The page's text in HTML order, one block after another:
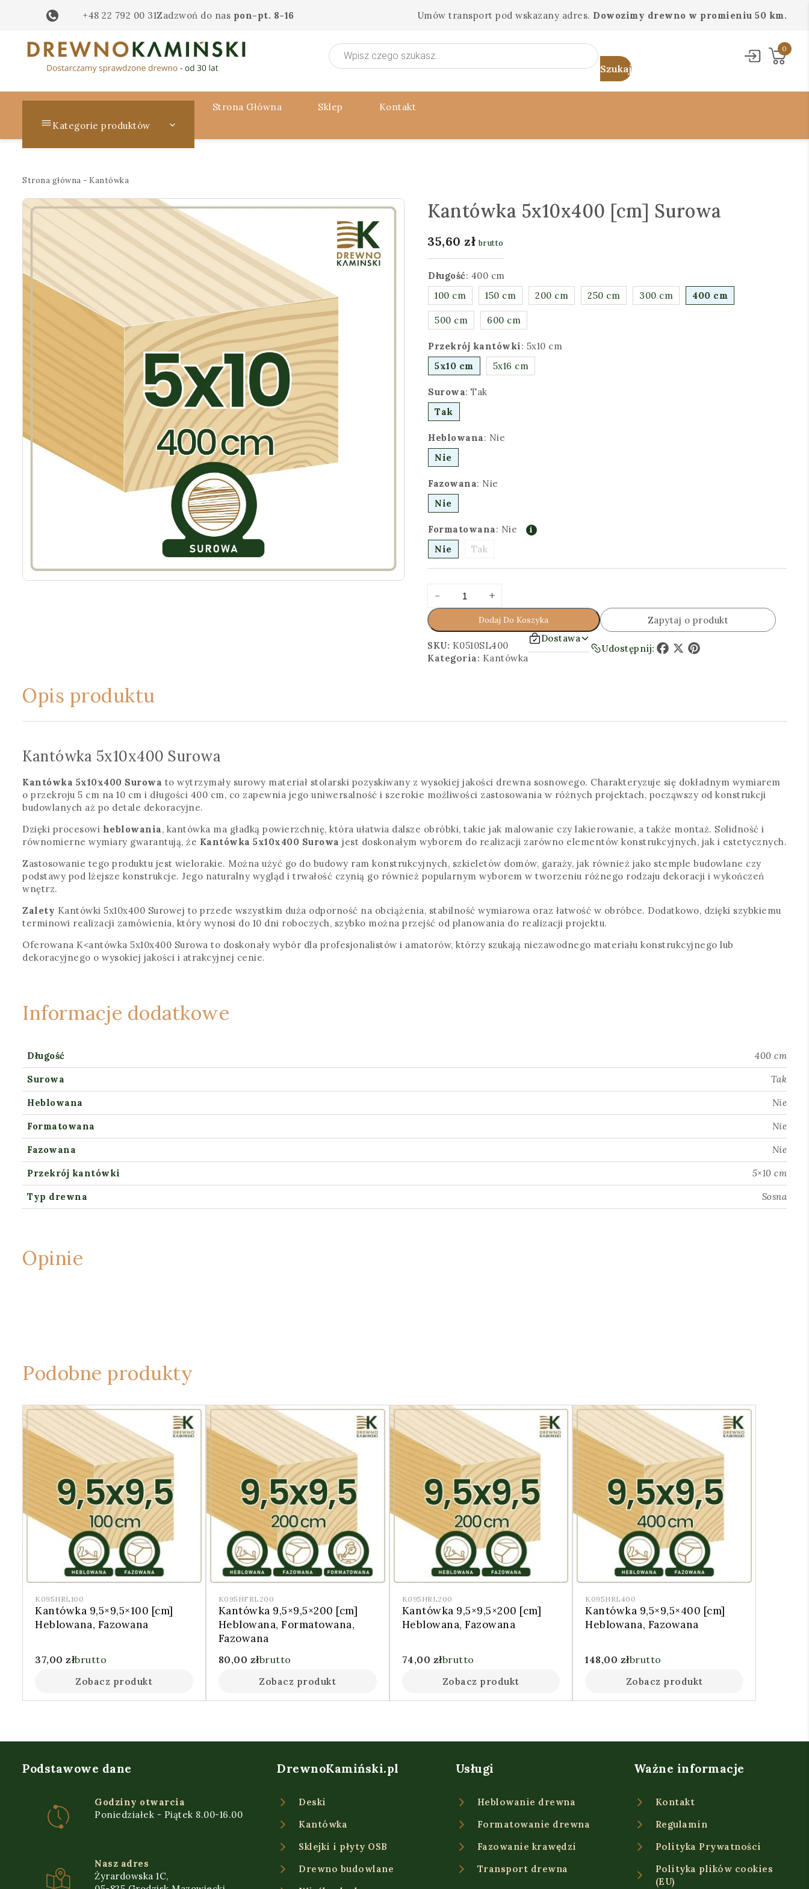
+48 22 792 00 31Zadzwoń do nas pon-pt. 8-16 Umów transport pod wskazany adres. Dowozimy drewno w promieniu 50 km.
Wyszukiwarka
produktów
0
Kategorie produktów
Strona Główna Sklep Kontakt
Strona główna - Kantówka
Kantówka 5x10x400 [cm] Surowa
35,60 zł brutto
Długość: 400 cm
100 cm
150 cm 200 cm 250 cm 300 cm 400 cm
500 cm 600 cm
Przekrój kantówki: 5x10 cm
5x10 cm
5x16 cm
Surowa: Tak
Tak
Heblowana: Nie
Nie
Fazowana: Nie
Nie
Formatowana: Nie
Nie
Tak
-
Kantówka
5x10x400
[cm]
Surowa
+
Dodaj Do Koszyka
Alternative:
Zapytaj o produkt
SKU: K0510SL400
Kategoria: Kantówka
Dostawa
Udostępnij:
Opis produktu
Kantówka 5x10x400 Surowa
Kantówka 5x10x400 Surowa to wytrzymały surowy materiał stolarski pozyskiwany z wysokiej jakości drewna sosnowego. Charakteryzuje się dokładnym wymiarem
o przekroju 5 cm na 10 cm i długości 400 cm, co zapewnia jego uniwersalność i szerokie możliwości zastosowania w różnych projektach, począwszy od konstrukcji
budowlanych aż po detale dekoracyjne.
Dzięki procesowi heblowania, kantówka ma gładką powierzchnię, która ułatwia dalsze obróbki, takie jak malowanie czy lakierowanie, a także montaż. Solidność i
równomierne wymiary gwarantują, że Kantówka 5x10x400 Surowa jest doskonałym wyborem do realizacji zarówno elementów konstrukcyjnych, jak i estetycznych.
Zastosowanie tego produktu jest wielorakie. Można użyć go do budowy ram konstrukcyjnych, szkieletów domów, garaży, jak również jako stemple budowlane czy
podstawy pod lżejsze konstrukcje. Jego naturalny wygląd i trwałość czynią go również popularnym wyborem w tworzeniu różnego rodzaju dekoracji i wykończeń
wnętrz.
Zalety Kantówki 5x10x400 Surowej to przede wszystkim duża odporność na obciążenia, stabilność wymiarowa oraz łatwość w obróbce. Dodatkowo, dzięki szybkiemu
terminowi realizacji zamówienia, który wynosi do 10 dni roboczych, szybko można przejść od planowania do realizacji projektu.
Oferowana K<antówka 5x10x400 Surowa to doskonały wybór dla profesjonalistów i amatorów, którzy szukają niezawodnego materiału konstrukcyjnego lub
dekoracyjnego o wysokiej jakości i atrakcyjnej cenie.
Informacje dodatkowe
Długość 400 cm
Surowa Tak
Heblowana Nie
Formatowana Nie
Fazowana Nie
Przekrój kantówki 5×10 cm
Typ drewna Sosna
Opinie
Podobne produkty
K095HRL100
Kantówka 9,5×9,5×100 [cm]
Heblowana, Fazowana
37,00 złbrutto
Zobacz produkt
K095HFRL200
Kantówka 9,5×9,5×200 [cm]
Heblowana, Formatowana,
Fazowana
80,00 złbrutto
Zobacz produkt
K095HRL200
Kantówka 9,5×9,5×200 [cm]
Heblowana, Fazowana
74,00 złbrutto
Zobacz produkt
K095HRL400
Kantówka 9,5×9,5×400 [cm]
Heblowana, Fazowana
148,00 złbrutto
Zobacz produkt
Podstawowe dane
Godziny otwarcia
Poniedziałek - Piątek 8.00-16.00
Nasz adres
Żyrardowska 1C,
DrewnoKamiński.pl
Deski
Kantówka
Sklejki i płyty OSB
Drewno budowlane
Usługi
Heblowanie drewna
Formatowanie drewna
Fazowanie krawędzi
Transport drewna
Ważne informacje
Kontakt
Regulamin
Polityka Prywatności
Polityka plików cookies
(EU)